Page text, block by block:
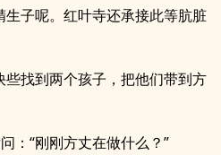
生子呢。红叶寺还承接此等肮脏
些找到两个孩子，把他们带到方
：“刚刚方丈在做什么？”